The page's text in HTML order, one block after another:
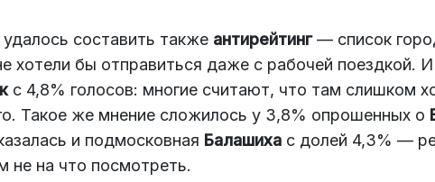
составить также антирейтинг— список
хотели бы отправиться даже с рабочей поездкой. И
с 4,8% голосов: многие считают, что там слишком
Такое же мнение сложилось у 3,8% опрошенных о
и подмосковная Балашиха с долей 4,3% —
не на что посмотреть.